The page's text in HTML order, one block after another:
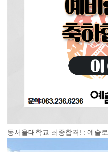
동서울대학교 최종합격! : 예술로